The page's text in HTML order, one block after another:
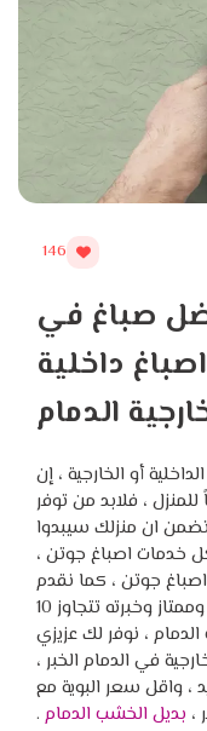
146
صباغ في
داخلية
الدمام
أو الخارجية ، إن
، فلابد من توفر
ان منزلك سيبدوا
خدمات اصباغ جوتن ،
اصباغ جوتن ، كما نقدم
لكم افضل صباغ في الشرقية ، سريع وممتاز وخبرته تتجاوز 10
، نوفر لك عزيزي
في الدمام الخبر ،
واقل سعر البوية مع
، بديل الخشب الدمام .